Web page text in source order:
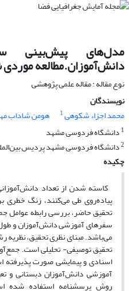
مدل‌های پیش‌بینی
دانش‌آموزان.مطالعه
نوع مقاله : مقاله علمی پژوهشی
نویسندگان
محمد اجزاء شکوهی1 هومن شاداب
1 دانشگاه فردوسی مشهد
2دانشگاه فردوسی مشهد پردیس
چکیده
کاسته شدن از تعداد
پیاده‌روی طی می‌کنند، زنگ خطری
تحقیق حاضر، بررسی رابطه عوامل
سفرهای آموزشی دانش‌آموزان و
می‌باشد. مبنای نظری تحقیق،
تحقیق توصیفی- تحلیلی است.
اسنادی و پیمایشی صورت
آموزشی دانش‌آموزان دبستانی و